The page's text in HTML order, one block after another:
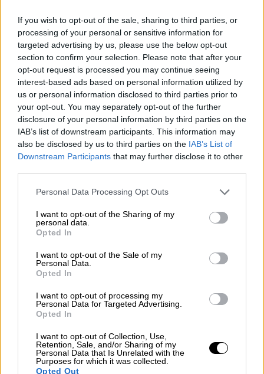
If you wish to opt-out of the sale, sharing to third parties, or
processing of your personal or sensitive information for
targeted advertising by us, please use the below opt-out
section to confirm your selection. Please note that after your
opt-out request is processed you may continue seeing
interest-based ads based on personal information utilized by
us or personal information disclosed to third parties prior to
your opt-out. You may separately opt-out of the further
disclosure of your personal information by third parties on the
IAB’s list of downstream participants. This information may
also be disclosed by us to third parties on the IAB’s List of
Downstream Participants that may further disclose it to other
Please note that this website/app uses one or more Google
not limited to your visit or usage behaviour. You may click to
grant or deny consent to Google and its third-party tags to
use your data for below specified purposes in below Google
consent section.
Personal Data Processing Opt Outs
I want to opt-out of the Sharing of my
personal data.
Opted In
I want to opt-out of the Sale of my
Personal Data.
Opted In
I want to opt-out of processing my
Personal Data for Targeted Advertising.
Opted In
I want to opt-out of Collection, Use,
Retention, Sale, and/or Sharing of my
Personal Data that Is Unrelated with the
Purposes for which it was collected.
Opted Out
Η δημοσίευση κοινοποιήθηκε από το χρήστη
Method Man (@methodmanofficial)
«Δεν θα τα είχαμε καταφέρει χωρίς αυτόν. Οι
Wuδεν θα είχαν υπάρξει χωρίς τον Power. Ο
θάνατός του είναι μιαβαθιά απώλεια για
όλουςμας», ανέφερε με τη σειρά του ο
Δείτε αυτή τη δημοσίευση στο Instagram.
Η δημοσίευση κοινοποιήθηκε από το χρήστη
GZA (@therealgza)
«Power, έχουμε πάει παντού μαζί, τώραείσαι
γενικά παντού. Ο Ύψιστος είναι ελεήμων -
αγαπώ», έγραψε ο
Δείτε αυτή τη δημοσίευση στο Instagram.
Η δημοσίευση κοινοποιήθηκε από το χρήστη
Raekwon The Chef (@raekwon)
Από την άλλη, ο πάντα φειδωλός και
συμβολικός
RZA , ανήρτησε ένα μαύρο
τετράγωνο συνοδευόμενο από το «It’s So
Hard to Say Goodbye to Yesterday» (Είναι